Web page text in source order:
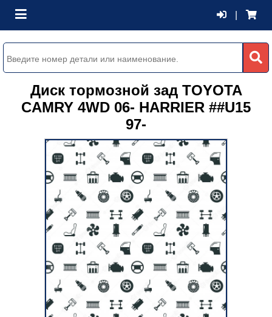
Диск тормозной зад TOYOTA
CAMRY 4WD 06- HARRIER ##U15
97-